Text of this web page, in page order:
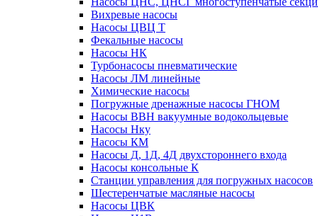
Вихревые насосы
Насосы ЦВЦ Т
Фекальные насосы
Насосы НК
Турбонасосы пневматические
Насосы ЛМ линейные
Химические насосы
Погружные дренажные насосы ГНОМ
Насосы ВВН вакуумные водокольцевые
Насосы Нку
Насосы КМ
Насосы Д, 1Д, 4Д двухстороннего входа
Насосы консольные К
Станции управления для погружных насосов
Шестеренчатые масляные насосы
Насосы ЦВК